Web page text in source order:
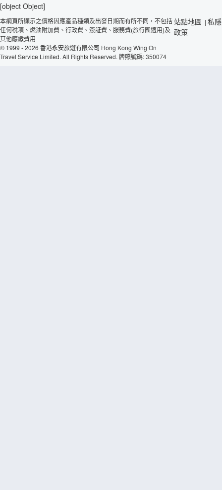
[object Object]
本網頁所顯示之價格因應產品種類及出發日期而有所不同，不包括
任何稅項、燃油附加費、行政費、簽証費、服務費(旅行團適用)及
其他應繳費用
© 1999 - 2026 香港永安旅遊有限公司 Hong Kong Wing On
Travel Service Limited. All Rights Reserved. 牌照號碼: 350074
站點地圖 | 私隱
政策